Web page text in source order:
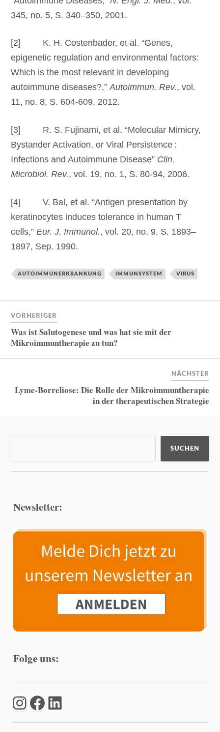
345, no. 5, S. 340–350, 2001.
[2] K. H. Costenbader, et al. “Genes,
epigenetic regulation and environmental factors:
Which is the most relevant in developing
autoimmune diseases?,”Autoimmun. Rev., vol.
11, no. 8, S. 604-609, 2012.
[3] R. S. Fujinami, et al. “Molecular Mimicry,
Bystander Activation, or Viral Persistence :
Infections and Autoimmune Disease” Clin.
Microbiol. Rev., vol. 19, no. 1, S. 80-94, 2006.
[4] V. Bal, et al. “Antigen presentation by
keratinocytes induces tolerance in human T
cells,”Eur. J. Immunol., vol. 20, no. 9, S. 1893–
1897, Sep. 1990.
AUTOIMMUNERKRANKUNG IMMUNSYSTEM VIRUS
VORHERIGER
Was ist Salutogenese und was hat sie mit der
Mikroimmuntherapie zu tun?
NÄCHSTER
Lyme-Borreliose: Die Rolle der Mikroimmuntherapie
in der therapeutischen Strategie
SUCHEN
Newsletter:
Folge uns: